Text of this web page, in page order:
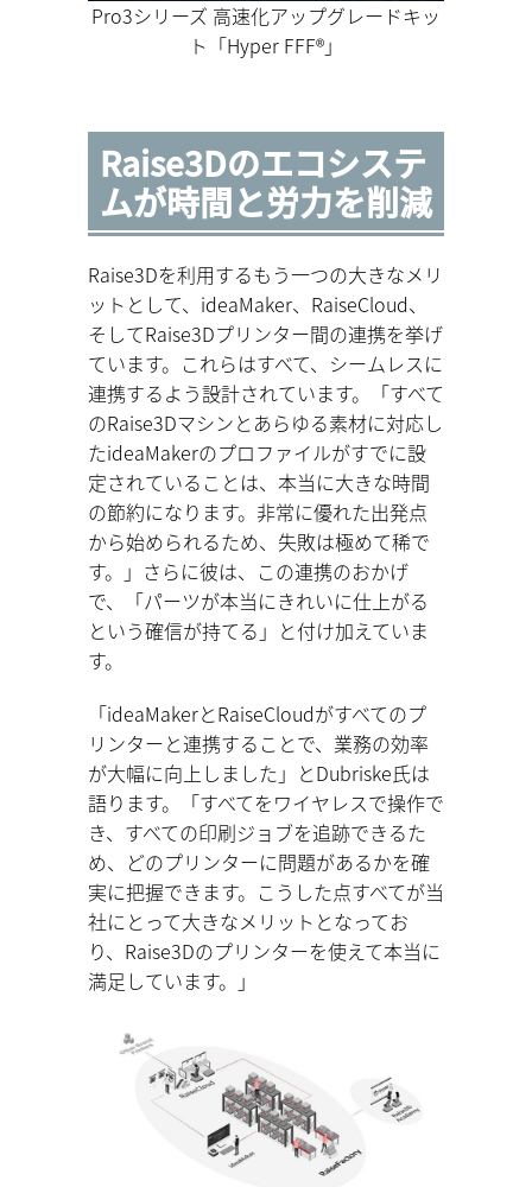
Pro3シリーズ 高速化アップグレードキッ
ト「Hyper FFF®」
Raise3Dのエコシステ
ムが時間と労力を削減
Raise3Dを利用するもう一つの大きなメリ
ットとして、ideaMaker、RaiseCloud、
そしてRaise3Dプリンター間の連携を挙げ
ています。これらはすべて、シームレスに
連携するよう設計されています。「すべて
のRaise3Dマシンとあらゆる素材に対応し
たideaMakerのプロファイルがすでに設
定されていることは、本当に大きな時間
の節約になります。非常に優れた出発点
から始められるため、失敗は極めて稀で
す。」さらに彼は、この連携のおかげ
で、「パーツが本当にきれいに仕上がる
という確信が持てる」と付け加えていま
す。
「ideaMakerとRaiseCloudがすべてのプ
リンターと連携することで、業務の効率
が大幅に向上しました」とDubriske氏は
語ります。「すべてをワイヤレスで操作で
き、すべての印刷ジョブを追跡できるた
め、どのプリンターに問題があるかを確
実に把握できます。こうした点すべてが当
社にとって大きなメリットとなってお
り、Raise3Dのプリンターを使えて本当に
満足しています。」